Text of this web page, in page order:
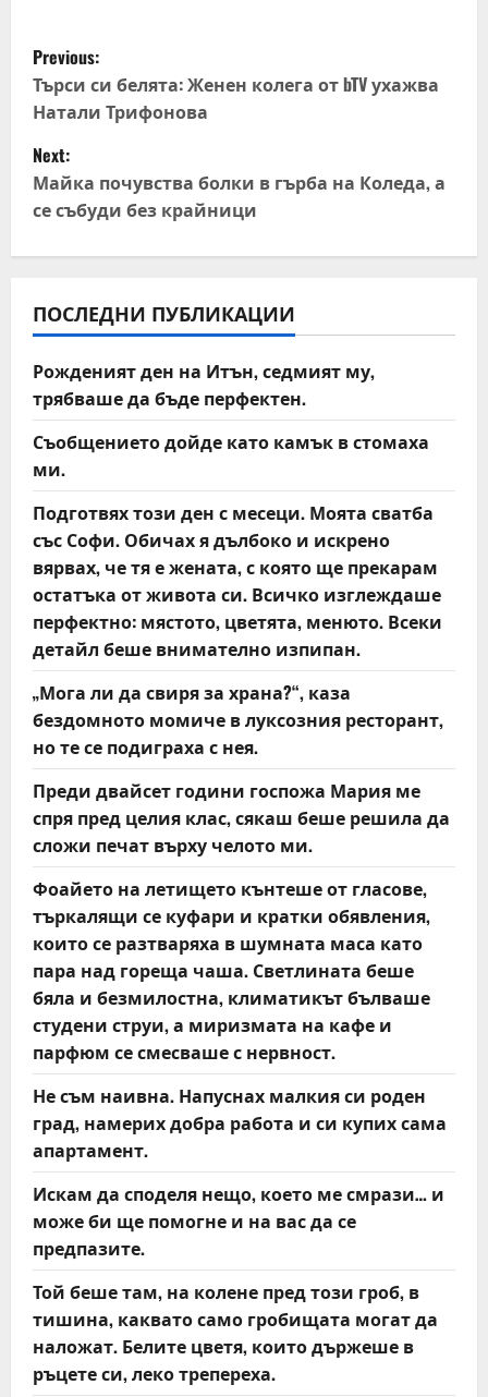
P
o
s
t
n
v
i
g
a
t
i
o
n
Previous:
Търси си белята: Женен колега от bTV ухажва
Натали Трифонова
Next:
Майка почувства болки в гърба на Коледа, а
се събуди без крайници
ПОСЛЕДНИ ПУБЛИКАЦИИ
Рожденият ден на Итън, седмият му,
трябваше да бъде перфектен.
Съобщението дойде като камък в стомаха
ми.
Подготвях този ден с месеци. Моята сватба
със Софи. Обичах я дълбоко и искрено
вярвах, че тя е жената, с която ще прекарам
остатъка от живота си. Всичко изглеждаше
перфектно: мястото, цветята, менюто. Всеки
детайл беше внимателно изпипан.
„Мога ли да свиря за храна?“, каза
бездомното момиче в луксозния ресторант,
но те се подиграха с нея.
Преди двайсет години госпожа Мария ме
спря пред целия клас, сякаш беше решила да
сложи печат върху челото ми.
Фоайето на летището кънтеше от гласове,
търкалящи се куфари и кратки обявления,
които се разтваряха в шумната маса като
пара над гореща чаша. Светлината беше
бяла и безмилостна, климатикът бълваше
студени струи, а миризмата на кафе и
парфюм се смесваше с нервност.
Не съм наивна. Напуснах малкия си роден
град, намерих добра работа и си купих сама
апартамент.
Искам да споделя нещо, което ме смрази… и
може би ще помогне и на вас да се
предпазите.
Той беше там, на колене пред този гроб, в
тишина, каквато само гробищата могат да
наложат. Белите цветя, които държеше в
ръцете си, леко трепереха.